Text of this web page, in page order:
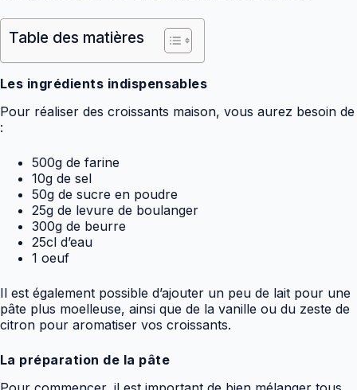
Table des matières
Les ingrédients indispensables
Pour réaliser des croissants maison, vous aurez besoin de
:
500g de farine
10g de sel
50g de sucre en poudre
25g de levure de boulanger
300g de beurre
25cl d’eau
1 oeuf
Il est également possible d’ajouter un peu de lait pour une
pâte plus moelleuse, ainsi que de la vanille ou du zeste de
citron pour aromatiser vos croissants.
La préparation de la pâte